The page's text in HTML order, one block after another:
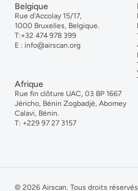
Belgique
Rue d'Accolay 15/17,
1000 Bruxelles, Belgique.
T:+32 474 978 399
E : info@airscan.org
Afrique
Rue fin clôture UAC, 03 BP 1667
Jéricho, Bénin Zogbadjè, Abomey
Calavi, Bénin.
T: +229 97 27 3157
© 2026 Airscan. Tous droits